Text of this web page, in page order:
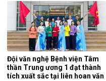
năng, Bệnh viện Tâm thần
Trung ương 1.
Đội văn nghệ Bệnh viện Tâm
thần Trung ương 1 đạt thành
tích xuất sắc tại liên hoan văn